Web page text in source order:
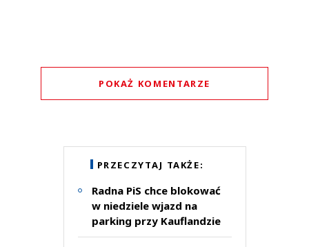
PRZECZYTAJ TAKŻE:
Radna PiS chce blokować
w niedziele wjazd na
parking przy Kauflandzie
POKAŻ KOMENTARZE
Czarna msza
05.06.2021 / 11:56
This comment was minimized by the moderator on the site